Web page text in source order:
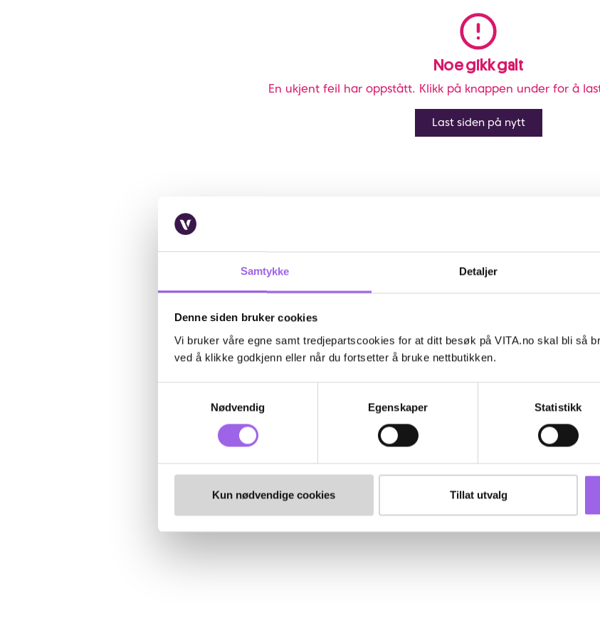
Samtykke Detaljer
Denne siden bruker cookies
Vi bruker våre egne samt tredjepartscookies for at ditt besøk på VITA.no skal bli så
ved å klikke godkjenn eller når du fortsetter å bruke nettbutikken.
Nødvendig
Egenskaper Statistikk
Kun nødvendige cookies Tillat utvalg
Noe gikk galt
En ukjent feil har oppstått. Klikk på knappen under for å
Last siden på nytt